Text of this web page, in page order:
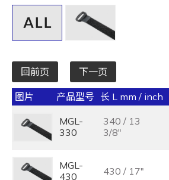
宽 W mm / inch
全选
承受力 lbs/kgf/N
全选
最大束线径 (mm)
回前页 下一页
图片 产品型号 长 L mm / inch
MGL-
330
340 / 13
3/8"
MGL-
430
430 / 17"